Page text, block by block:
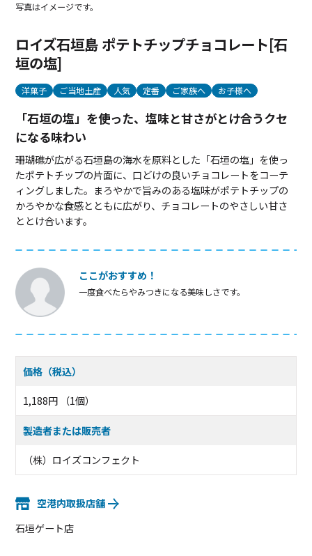
写真はイメージです。
ロイズ石垣島 ポテトチップチョコレート[石
垣の塩]
洋菓子 ご当地土産 人気 定番 ご家族へ お子様へ
「石垣の塩」を使った、塩味と甘さがとけ合うクセ
になる味わい
珊瑚礁が広がる石垣島の海水を原料とした「石垣の塩」を使っ
たポテトチップの片面に、口どけの良いチョコレートをコーテ
ィングしました。まろやかで旨みのある塩味がポテトチップの
かろやかな食感とともに広がり、チョコレートのやさしい甘さ
ととけ合います。
ここがおすすめ！
一度食べたらやみつきになる美味しさです。
価格（税込）
1,188円 （1個）
製造者または販売者
（株）ロイズコンフェクト
空港内取扱店舗
石垣ゲート店